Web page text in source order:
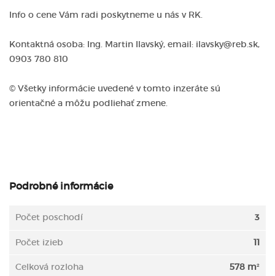
Info o cene Vám radi poskytneme u nás v RK.
Kontaktná osoba: Ing. Martin Ilavský, email: ilavsky@reb.sk,
0903 780 810
© Všetky informácie uvedené v tomto inzeráte sú
orientačné a môžu podliehať zmene.
Podrobné informácie
Počet poschodí 3
Počet izieb 11
Celková rozloha 578 m²